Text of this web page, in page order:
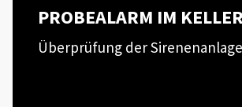
PROBEALARM IM
Überprüfung der Sirenenanlage